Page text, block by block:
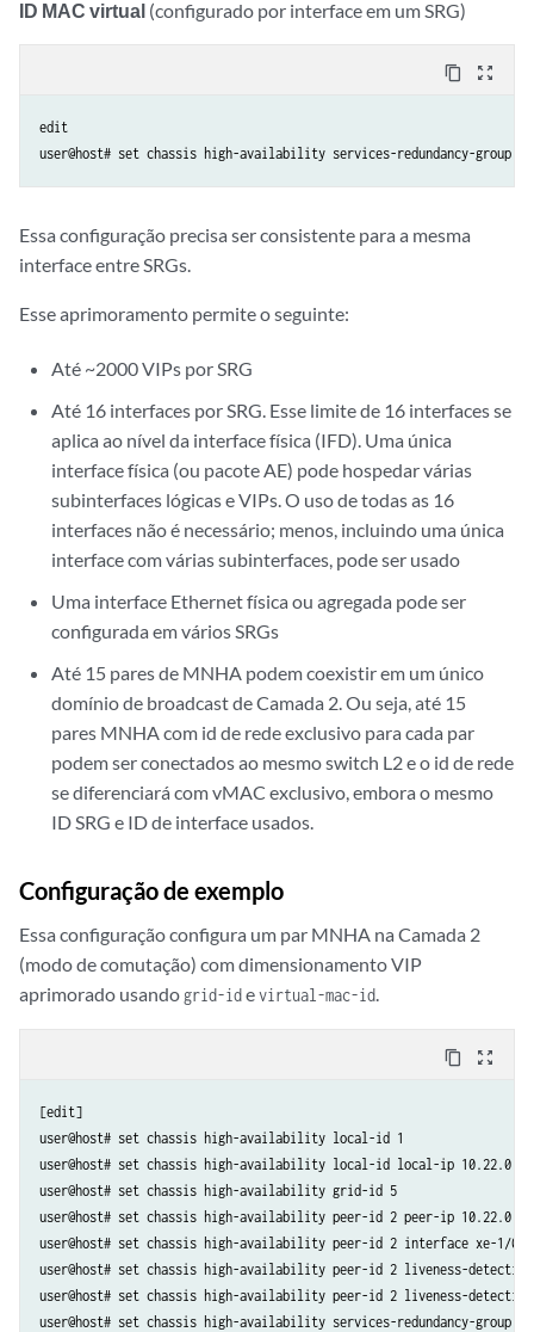
ID MAC virtual (configurado por interface em um SRG)
content_copy zoom_out_map
edit
user@host# set chassis high-availability services-redundancy-group
Essa configuração precisa ser consistente para a mesma
interface entre SRGs.
Esse aprimoramento permite o seguinte:
Até ~2000 VIPs por SRG
Até 16 interfaces por SRG. Esse limite de 16 interfaces se
aplica ao nível da interface física (IFD). Uma única
interface física (ou pacote AE) pode hospedar várias
subinterfaces lógicas e VIPs. O uso de todas as 16
interfaces não é necessário; menos, incluindo uma única
interface com várias subinterfaces, pode ser usado
Uma interface Ethernet física ou agregada pode ser
configurada em vários SRGs
Até 15 pares de MNHA podem coexistir em um único
domínio de broadcast de Camada 2. Ou seja, até 15
pares MNHA com id de rede exclusivo para cada par
podem ser conectados ao mesmo switch L2 e o id de rede
se diferenciará com vMAC exclusivo, embora o mesmo
ID SRG e ID de interface usados.
Configuração de exemplo
Essa configuração configura um par MNHA na Camada 2
(modo de comutação) com dimensionamento VIP
aprimorado usando grid-idevirtual-mac-id.
content_copy zoom_out_map
[edit]
user@host# set chassis high-availability local-id 1
user@host# set chassis high-availability local-id local-ip 10.22.0.1
user@host# set chassis high-availability grid-id 5
user@host# set chassis high-availability peer-id 2 peer-ip 10.22.0.2
user@host# set chassis high-availability peer-id 2 interface xe-1/0/
user@host# set chassis high-availability peer-id 2 liveness-detection
user@host# set chassis high-availability peer-id 2 liveness-
user@host# set chassis high-availability services-redundancy-group 1